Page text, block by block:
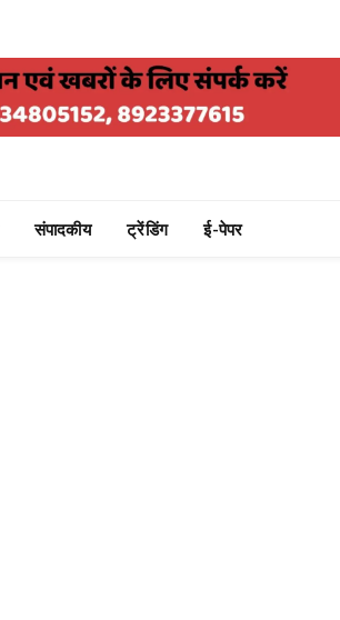
संपादकीय ट्रेंडिंग ई-पेपर